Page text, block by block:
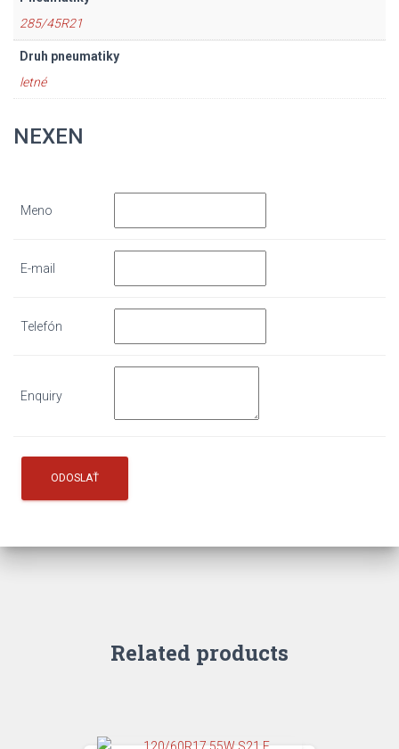
285/45R21
Druh pneumatiky
letné
NEXEN
Meno
E-mail
Telefón
Enquiry
Related products